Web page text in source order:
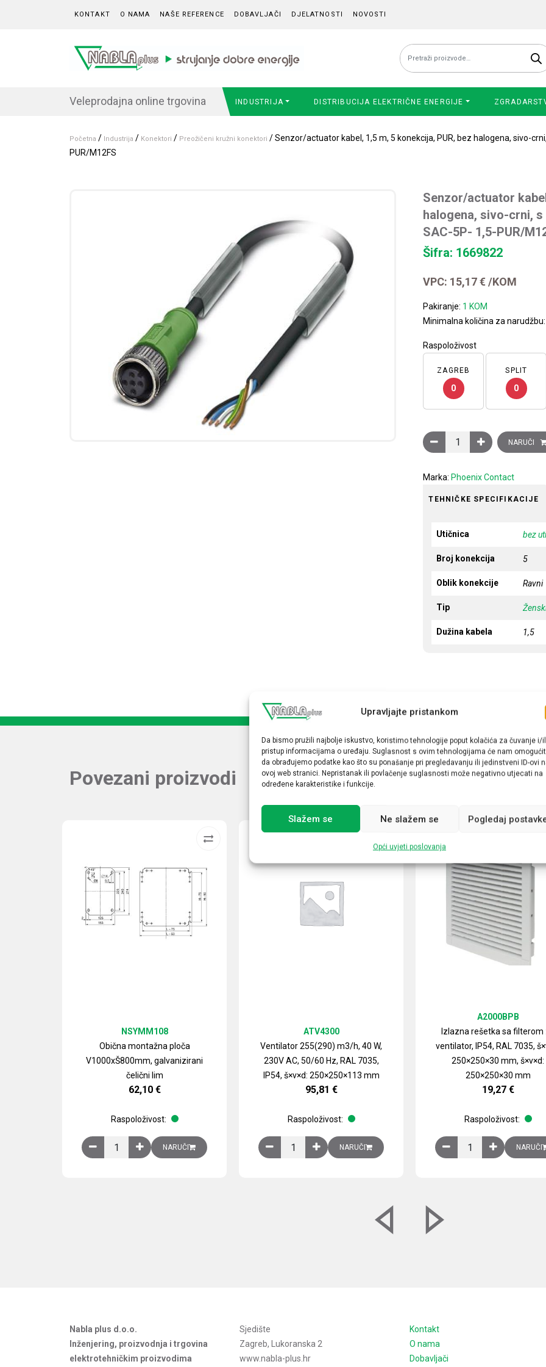
Upravljajte pristankom
Da bismo pružili najbolje iskustvo, koristimo tehnologije poput kolačića za čuvanje i/
pristup informacijama o uređaju. Suglasnost s ovim tehnologijama će nam
da obrađujemo podatke kao što su ponašanje pri pregledavanju ili jedinstveni ID-ovi
ovoj web stranici. Nepristanak ili povlačenje suglasnosti može negativno utjecati na
određene karakteristike i funkcije.
Slažem se Ne slažem se Pogledaj
Opći uvjeti poslovanja
KONTAKT O NAMA NAŠE REFERENCE DOBAVLJAČI DJELATNOSTI NOVOSTI
Pretraži:
Veleprodajna online trgovina INDUSTRIJA DISTRIBUCIJA ELEKTRIČNE ENERGIJE
Početna / Industrija / Konektori / Preožičeni kružni konektori / Senzor/actuator kabel, 1,5 m, 5 konekcija, PUR, bez halogena, sivo-
PUR/M12FS
Senzor/actuator
halogena, sivo-crni,
SAC-5P- 1,5-PUR/
Šifra: 1669822
VPC: 15,17€ /KOM
Pakiranje: 1 KOM
Minimalna količina za narudžbu:
Raspoloživost
ZAGREB
0
SPLIT
0
Senzor/actuator kabel,
NARUČI
Marka: Phoenix Contact
TEHNIČKE SPECIFIKACIJE
Utičnica bez
Broj konekcija 5
Oblik konekcije Ravni
Tip
Dužina kabela 1,5
Povezani proizvodi
Obična montažna ploča
V1000xŠ800mm, galvanizirani
čelični lim
NSYMM108
62,10 €
Raspoloživost:
Obična montažna ploča V1000xŠ800mm, galvanizirani čelični lim količina
NARUČI
Ventilator 255(290) m3/h, 40 W,
230V AC, 50/60 Hz, RAL 7035,
IP54, š×v×d: 250×250×113 mm
ATV4300
95,81 €
Raspoloživost:
Ventilator 255(290) m3/h, 40 W, 230V AC, 50/60 Hz, RAL 7035,
NARUČI
Izlazna rešetka sa filterom
ventilator, IP54, RAL 7035,
250×250×30 mm, š×v×d:
250×250×30 mm
A2000BPB
19,27 €
Raspoloživost:
Izlazna rešetka saNARUČI
Nabla plus d.o.o.
Inženjering, proizvodnja i trgovina
elektrotehničkim proizvodima
Sjedište
Zagreb, Lukoranska 2
www.nabla-plus.hr
Kontakt
O nama
Dobavljači